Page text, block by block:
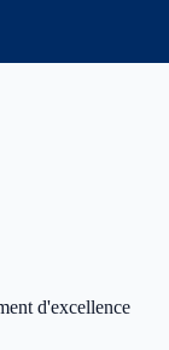
d'excellence